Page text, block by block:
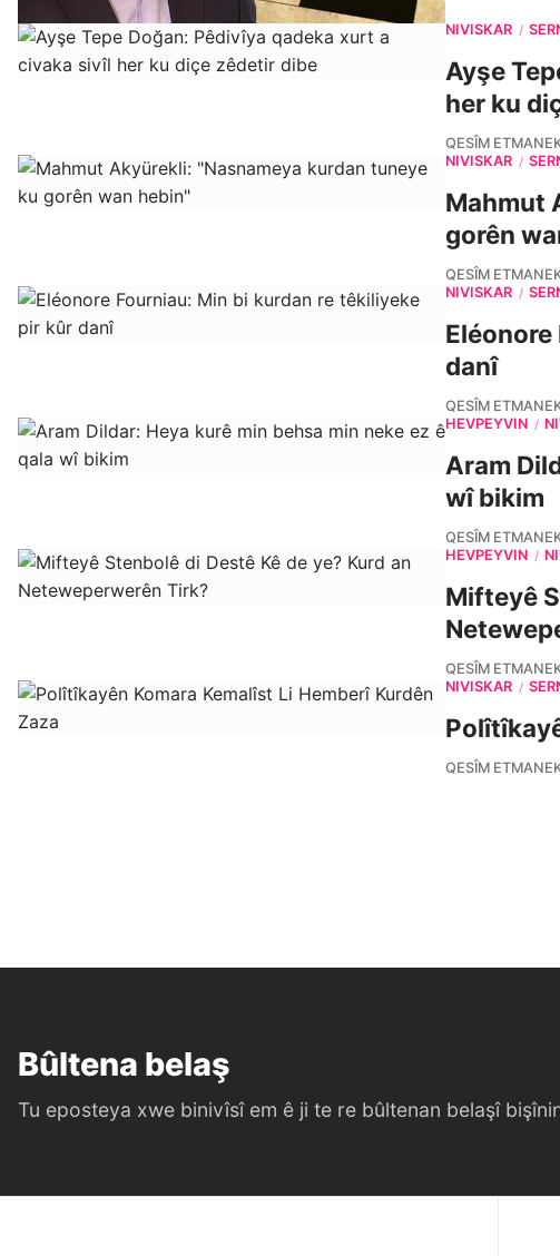
NIVÎSKAR /
Ayşe
her ku
QESÎM
NIVÎSKAR /
Mahmut
gorên
QESÎM
NIVÎSKAR /
danî
QESÎM
HEVPEYVÎN /
Aram
wî bikim
QESÎM
HEVPEYVÎN /
Mifteyê
QESÎM
NIVÎSKAR /
QESÎM
Bûltena belaş
Tu eposteya xwe binivîsî em ê ji te re bûltenan belaşî